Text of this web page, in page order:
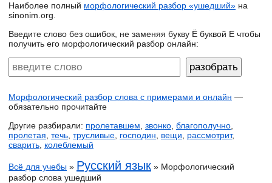
Наиболее полный морфологический разбор «ушедший» на
sinonim.org.
Введите слово без ошибок, не заменяя букву Ё буквой Е чтобы
получить его морфологический разбор онлайн:
Морфологический разбор слова с примерами и онлайн —
обязательно прочитайте
Другие разбирали: пролетавшем звонко благополучно
пролетая течь трусливые господин вещи рассмотрит,
сварить колеблемый
Всё для учебы » Русский язык » Морфологический
разбор слова ушедший